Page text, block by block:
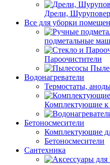
Дрели,
Все для уборки
подметальные
Пароочистители
Водонагреватели
Термостаты,
Комплектующие к
Бетоносмесители
Комплектующие
Бетоносмесители
Сантехника